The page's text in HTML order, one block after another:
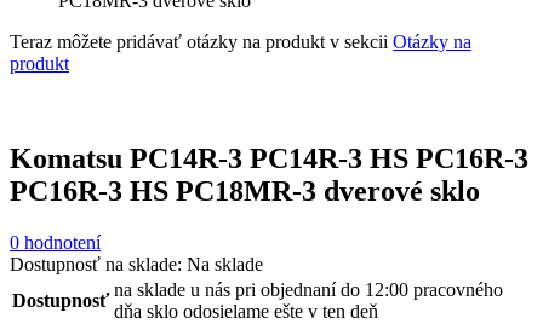
Teraz môžete pridávať otázky na produkt v sekcii Otázky na
produkt
Komatsu PC14R-3 PC14R-3 HS PC16R-3
PC16R-3 HS PC18MR-3 dverové sklo
0 hodnotení
Dostupnosť na sklade: Na sklade
Dostupnosť
na sklade u nás pri objednaní do 12:00 pracovného
dňa sklo odosielame ešte v ten deň